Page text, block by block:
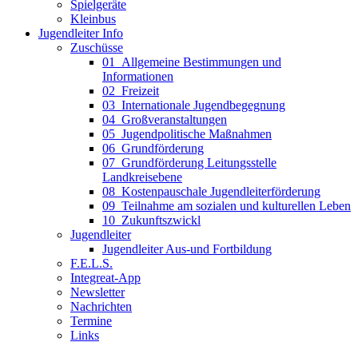
Spielgeräte
Kleinbus
Jugendleiter Info
Zuschüsse
01_Allgemeine Bestimmungen und
Informationen
02_Freizeit
03_Internationale Jugendbegegnung
04_Großveranstaltungen
05_Jugendpolitische Maßnahmen
06_Grundförderung
07_Grundförderung Leitungsstelle
Landkreisebene
08_Kostenpauschale Jugendleiterförderung
09_Teilnahme am sozialen und kulturellen Leben
10_Zukunftszwickl
Jugendleiter
Jugendleiter Aus-und Fortbildung
F.E.L.S.
Integreat-App
Newsletter
Nachrichten
Termine
Links